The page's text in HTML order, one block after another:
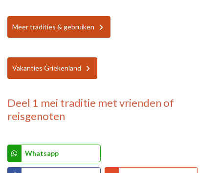
Meer tradities & gebruiken
Vakanties Griekenland
Deel 1 mei traditie met vrienden of
reisgenoten
Whatsapp